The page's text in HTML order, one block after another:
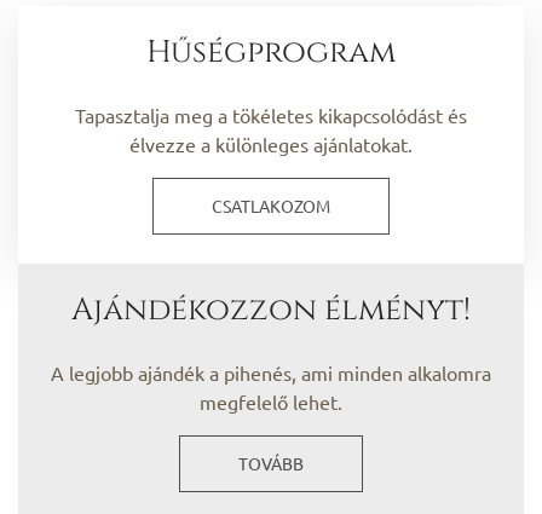
Hűségprogram
Tapasztalja meg a tökéletes kikapcsolódást és
élvezze a különleges ajánlatokat.
CSATLAKOZOM
Ajándékozzon élményt!
A legjobb ajándék a pihenés, ami minden alkalomra
megfelelő lehet.
TOVÁBB